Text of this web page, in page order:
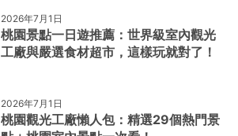
2026年7月1日
桃園景點一日遊推薦：世界級室內觀光
工廠與嚴選食材超市，這樣玩就對了！
2026年7月1日
桃園觀光工廠懶人包：精選29個熱門景